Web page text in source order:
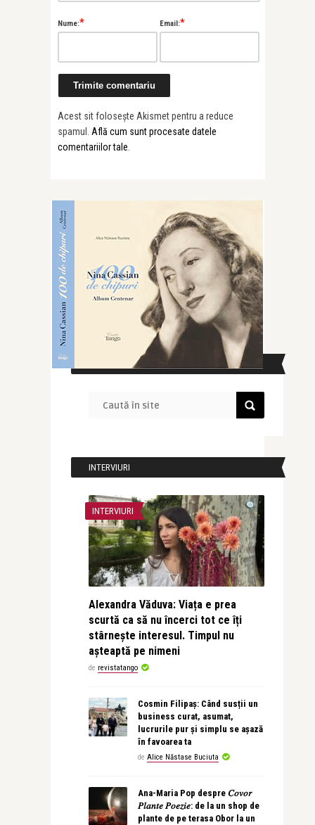
Nume:* Email:*
Acest sit folosește Akismet pentru a reduce
spamul. Află cum sunt procesate datele
comentariilor tale
CAUTĂ ÎN SITE
INTERVIURI
INTERVIURI
Alexandra Văduva: Viața e prea
scurtă ca să nu încerci tot ce îți
stârnește interesul. Timpul nu
așteaptă pe nimeni
de revistatango
Cosmin Filipaș: Când susții un
business curat, asumat,
lucrurile pur și simplu se așază
în favoarea ta
de Alice Năstase Buciuta
Ana-Maria Pop despre 𝐶𝑜𝑣𝑜𝑟
𝑃𝑙𝑎𝑛𝑡𝑒 𝑃𝑜𝑒𝑧𝑖𝑒: de la un shop de
plante de pe terasa Obor la un